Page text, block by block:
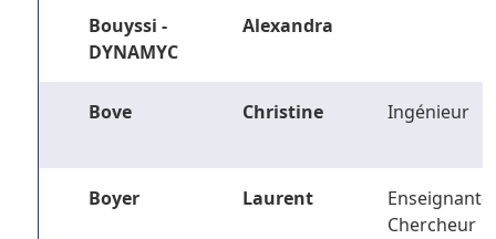
Bouyssi -
DYNAMYC
Alexandra
Bove Christine Ingénieur
Boyer Laurent
Enseignant-
Chercheur